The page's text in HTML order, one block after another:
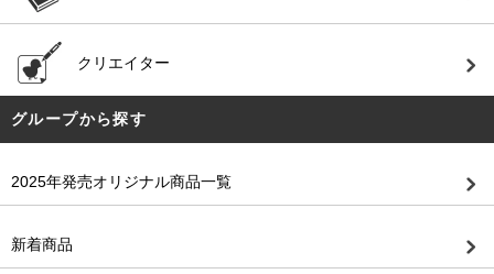
クリエイター
グループから探す
2025年発売オリジナル商品一覧
新着商品